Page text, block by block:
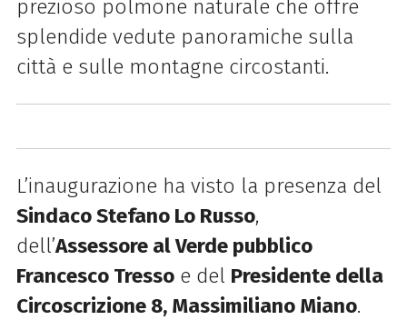
prezioso polmone naturale che offre
splendide vedute panoramiche sulla
città e sulle montagne circostanti.
L’inaugurazione ha visto la presenza del
Sindaco Stefano Lo Russo,
dell’Assessore al Verde pubblico
Francesco Tressoe del Presidente della
Circoscrizione 8, Massimiliano Miano.